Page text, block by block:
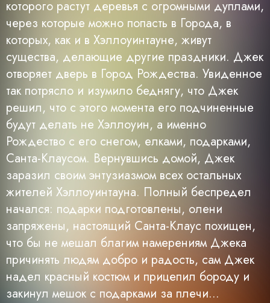
которого растут деревья с огромными дуплами,
через которые можно попасть в Города, в
которых, как и в Хэллоуинтауне, живут
существа, делающие другие праздники. Джек
отворяет дверь в Город Рождества. Увиденное
так потрясло и изумило беднягу, что Джек
решил, что с этого момента его подчиненные
будут делать не Хэллоуин, а именно
Рождество с его снегом, елками, подарками,
Санта-Клаусом. Вернувшись домой, Джек
заразил своим энтузиазмом всех остальных
жителей Хэллоуинтауна. Полный беспредел
начался: подарки подготовлены, олени
запряжены, настоящий Санта-Клаус похищен,
что бы не мешал благим намерениям Джека
причинять людям добро и радость, сам Джек
надел красный костюм и прицепил бороду и
закинул мешок с подарками за плечи...